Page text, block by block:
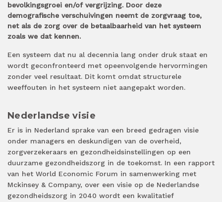
bevolkingsgroei en/of vergrijzing. Door deze
demografische verschuivingen neemt de zorgvraag toe,
net als de zorg over de betaalbaarheid van het systeem
zoals we dat kennen.
Een systeem dat nu al decennia lang onder druk staat en
wordt geconfronteerd met opeenvolgende hervormingen
zonder veel resultaat. Dit komt omdat structurele
weeffouten in het systeem niet aangepakt worden.
Nederlandse visie
Er is in Nederland sprake van een breed gedragen visie
onder managers en deskundigen van de overheid,
zorgverzekeraars en gezondheidsinstellingen op een
duurzame gezondheidszorg in de toekomst. In een rapport
van het World Economic Forum in samenwerking met
Mckinsey & Company, over een visie op de Nederlandse
gezondheidszorg in 2040 wordt een kwalitatief